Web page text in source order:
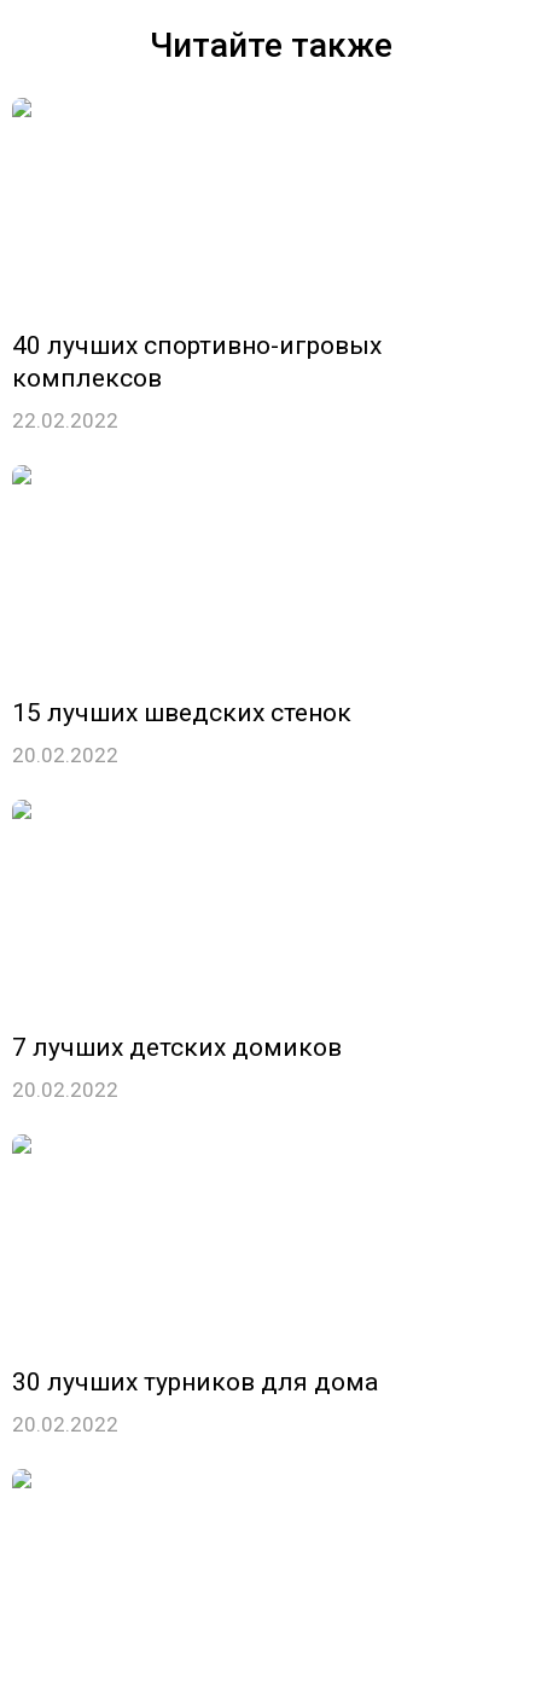
Читайте также
40 лучших спортивно-игровых
комплексов
22.02.2022
15 лучших шведских стенок
20.02.2022
7 лучших детских домиков
20.02.2022
30 лучших турников для дома
20.02.2022